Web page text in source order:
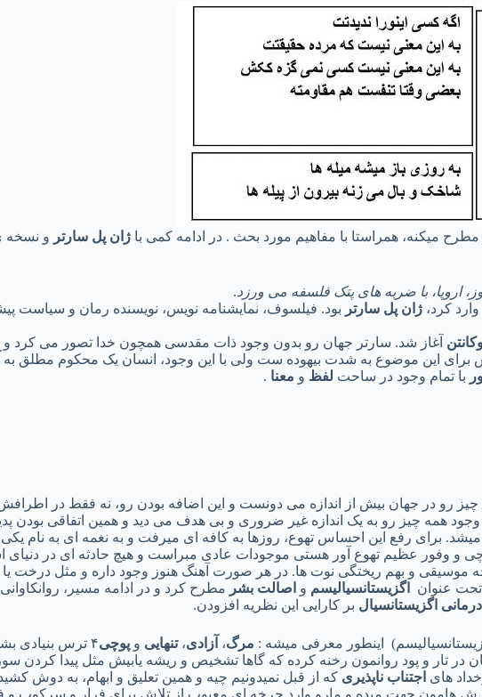
میکنه، همراستا با مفاهیم مورد بحث . در ادامه کمی با ژان پل سارتر و نسخه
اروپا، با ضربه های پتک فلسفه می ورزد.
کرد، ژان پل سارتر
آغاز شد. سارتر جهان رو بدون وجود ذات مقدسی همچون خدا تصور می کرد
برای این موضوع به شدت بیهوده ست ولی با این وجود، انسان یک محکوم مطلق به
با تمام وجود در ساحت لفظ و معنا .
رو در جهان بیش از اندازه می دونست و این اضافه بودن رو، نه فقط در
همه چیز رو به یک اندازه غیر ضروری و بی هدف می دید و همین اتفاقی بودن
برای رفع این احساس تهوع، روزها به کافه ای میرفت و به نغمه ای به نام
و وفور عظیم تهوع آور هستی موجودات عادی مبراست و هیچ حادثه ای در دنیای
موسیقی و بهم ریختگی نوت ها. در هر صورت آهنگ هنوز وجود داره و مثل درخت
عنوان
اگزیستانسیالیسم و اصالت بشر مطرح کرد و در ادامه مسیر،
اگزیستانسیال بر کارایی این نظریه افزودن.
اینطور معرفی میشه : مرگ، آزادی،تنهایی و پوچی
۴ ترس بنیادی
در تار و پود روانمون رخنه کرده که گاها تشخیص و ریشه یابیش مثل پیدا کردن
های اجتناب ناپذیری که از قبل نمیدونیم چیه و همین تعلیق و ابهام، به دوش
هامون جهت میده و مارو وارد چرخه ای معیوب از تلاش برای فرار و سرکوب